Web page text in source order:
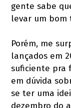
gente sabe
levar um bom
Porém, me
lançados em
suficiente pra
em dúvida
se ter uma
dezembro do